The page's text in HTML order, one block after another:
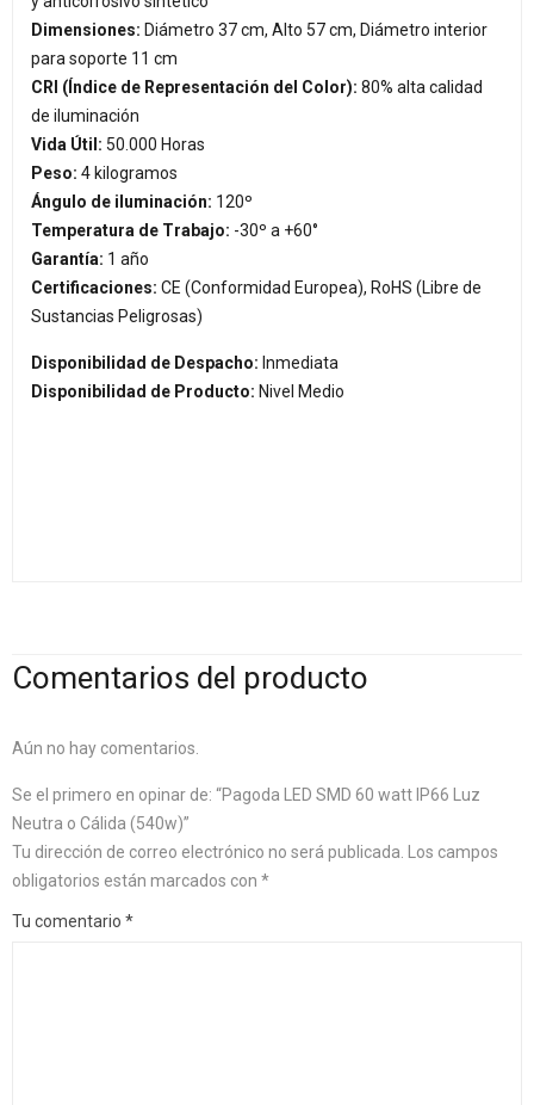
Dimensiones: Diámetro 37 cm, Alto 57 cm, Diámetro interior
para soporte 11 cm
CRI (Índice de Representación del Color): 80% alta calidad
de iluminación
Vida Útil: 50.000 Horas
Peso: 4 kilogramos
Ángulo de iluminación: 120º
Temperatura de Trabajo: -30º a +60°
Garantía: 1 año
Certificaciones: CE (Conformidad Europea), RoHS (Libre de
Sustancias Peligrosas)
Disponibilidad de Despacho: Inmediata
Disponibilidad de Producto: Nivel Medio
Comentarios del producto
Aún no hay comentarios.
Se el primero en opinar de: “Pagoda LED SMD 60 watt IP66 Luz
Neutra o Cálida (540w)”
Tu dirección de correo electrónico no será publicada.
Los campos
obligatorios están marcados con *
Tu comentario *